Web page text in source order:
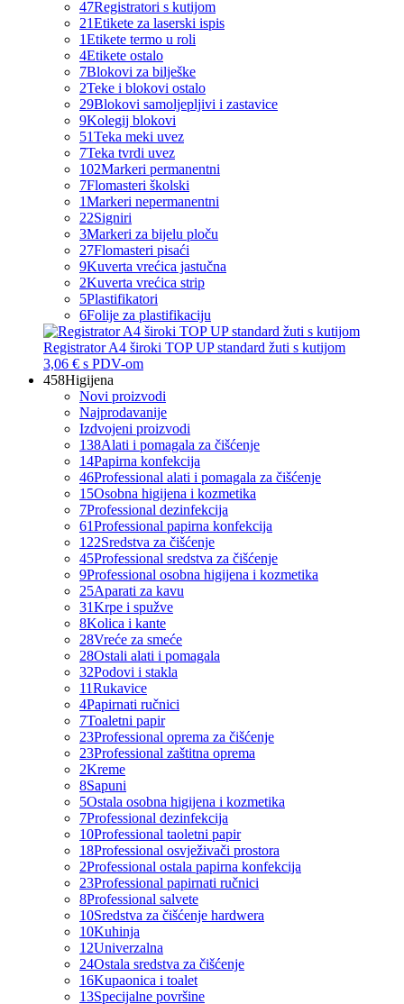
47Registratori s kutijom
21Etikete za laserski ispis
1Etikete termo u roli
4Etikete ostalo
7Blokovi za bilješke
2Teke i blokovi ostalo
29Blokovi samoljepljivi i zastavice
9Kolegij blokovi
51Teka meki uvez
7Teka tvrdi uvez
102Markeri permanentni
7Flomasteri školski
1Markeri nepermanentni
22Signiri
3Markeri za bijelu ploču
27Flomasteri pisaći
9Kuverta vrećica jastučna
2Kuverta vrećica strip
5Plastifikatori
6Folije za plastifikaciju
Registrator A4 široki TOP UP standard žuti s kutijom
3,06 € s PDV-om
458Higijena
Novi proizvodi
Najprodavanije
Izdvojeni proizvodi
138Alati i pomagala za čišćenje
14Papirna konfekcija
46Professional alati i pomagala za čišćenje
15Osobna higijena i kozmetika
7Professional dezinfekcija
61Professional papirna konfekcija
122Sredstva za čišćenje
45Professional sredstva za čišćenje
9Professional osobna higijena i kozmetika
25Aparati za kavu
31Krpe i spužve
8Kolica i kante
28Vreće za smeće
28Ostali alati i pomagala
32Podovi i stakla
11Rukavice
4Papirnati ručnici
7Toaletni papir
23Professional oprema za čišćenje
23Professional zaštitna oprema
2Kreme
8Sapuni
5Ostala osobna higijena i kozmetika
7Professional dezinfekcija
10Professional taoletni papir
18Professional osvježivači prostora
2Professional ostala papirna konfekcija
23Professional papirnati ručnici
8Professional salvete
10Sredstva za čišćenje hardwera
10Kuhinja
12Univerzalna
24Ostala sredstva za čišćenje
16Kupaonica i toalet
13Specijalne površine